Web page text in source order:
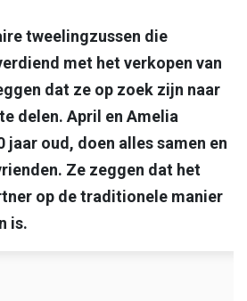
tweelingzussen die
met het verkopen van
dat ze op zoek zijn naar
delen. April en Amelia
jaar oud, doen alles samen en
Ze zeggen dat het
op de traditionele manier
is.